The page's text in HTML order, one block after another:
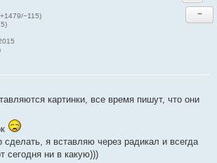
−115)
−
картинки, все время пишут, что они
сделать, я вставляю через радикал и всегда
сегодня ни в какую)))